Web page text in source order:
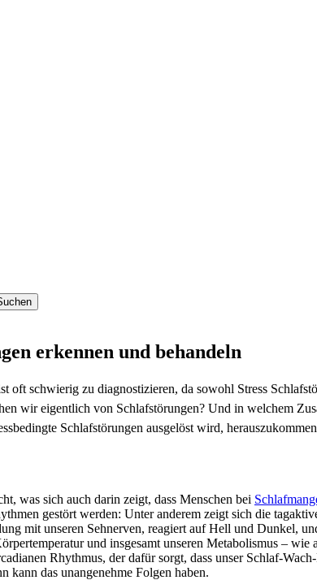
erkennen und behandeln
oft schwierig zu diagnostizieren, da sowohl Stress
wir eigentlich von Schlafstörungen? Und in welchem
Schlafstörungen ausgelöst wird,
was sich auch darin zeigt, dass Menschen bei
gestört werden: Unter anderem zeigt sich die
mit unseren Sehnerven, reagiert auf Hell und Dunkel,
und insgesamt unseren Metabolismus – wie
Rhythmus, der dafür sorgt, dass unser Schlaf-
kann das unangenehme Folgen haben.